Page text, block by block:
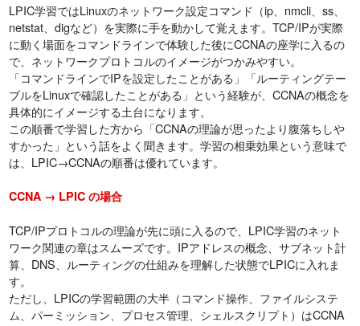
LPIC学習ではLinuxのネットワーク設定コマンド（ip、nmcli、ss、
netstat、digなど）を実際に手を動かして覚えます。TCP/IPが実際
に動く場面をコマンドラインで体験した後にCCNAの座学に入るの
で、ネットワークプロトコルのイメージがつかみやすい。
「コマンドラインでIPを設定したことがある」「ルーティングテー
ブルをLinuxで確認したことがある」という経験が、CCNAの概念を
具体的にイメージする土台になります。
この順番で学習した方から「CCNAの理論が思ったより腹落ちしや
すかった」という話をよく聞きます。学習の相乗効果という意味で
は、LPIC→CCNAの順番は優れています。
CCNA → LPIC の場合
TCP/IPプロトコルの理論が先に頭に入るので、LPIC学習のネット
ワーク関連の章はスムーズです。IPアドレスの概念、サブネット計
算、DNS、ルーティングの仕組みを理解した状態でLPICに入れま
す。
ただし、LPICの学習範囲の大半（コマンド操作、ファイルシステ
ム、パーミッション、プロセス管理、シェルスクリプト）はCCNA